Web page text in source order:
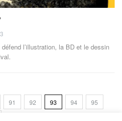
défend l’illustration, la BD et le dessin
91 92 93 94
95